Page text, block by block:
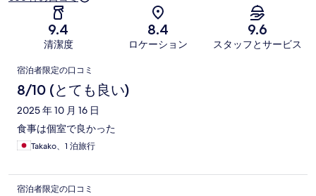
9.4
清潔度
8.4
ロケーション
9.6
スタッフとサービス
口
コ
ミ
宿泊者限定の口コミ
8/10 (とても良い)
2025 年 10 月 16 日
食事は個室で良かった
Takako、1 泊旅行
宿泊者限定の口コミ